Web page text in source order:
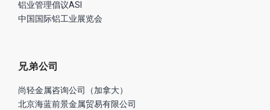
铝业管理倡议ASI
中国国际铝工业展览会
兄弟公司
尚轻金属咨询公司（加拿大）
北京海蓝前景金属贸易有限公司